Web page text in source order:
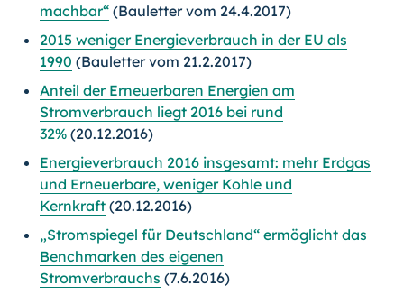
machbar“ (Bauletter vom 24.4.2017)
2015 weniger Energieverbrauch in der EU als
1990 (Bauletter vom 21.2.2017)
Anteil der Erneuerbaren Energien am
Stromverbrauch liegt 2016 bei rund
32% (20.12.2016)
Energieverbrauch 2016 insgesamt: mehr Erdgas
und Erneuerbare, weniger Kohle und
Kernkraft (20.12.2016)
„Stromspiegel für Deutschland“ ermöglicht das
Benchmarken des eigenen
Stromverbrauchs (7.6.2016)